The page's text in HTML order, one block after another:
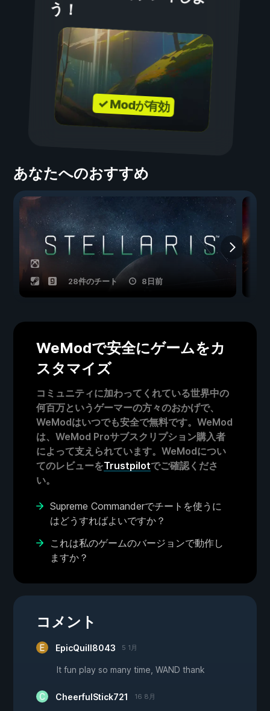
う！
✓ Modが有効
あなたへのおすすめ
28件のチート 8日前
WeModで安全にゲームをカ
スタマイズ
コミュニティに加わってくれている世界中の
何百万というゲーマーの方々のおかげで、
WeModはいつでも安全で無料です。WeMod
は、WeMod Proサブスクリプション購入者
によって支えられています。WeModについ
てのレビューをTrustpilotでご確認くださ
い。
Supreme Commanderでチートを使うに
はどうすればよいですか？
これは私のゲームのバージョンで動作し
ますか？
コメント
EpicQuill8043 5 1月
It fun play so many time, WAND thank
CheerfulStick721 16 8月